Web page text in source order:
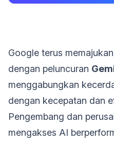
Google terus
dengan peluncuran
menggabungkan
dengan kecepatan dan
Pengembang dan
mengakses AI